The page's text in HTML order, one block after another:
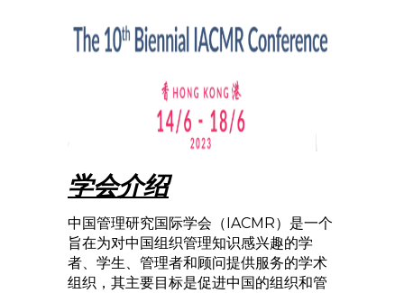
学会介绍
中国管理研究国际学会（IACMR）是一个
旨在为对中国组织管理知识感兴趣的学
者、学生、管理者和顾问提供服务的学术
组织，其主要目标是促进中国的组织和管